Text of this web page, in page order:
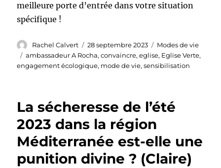
meilleure porte d’entrée dans votre situation
spécifique !
Auteur
Rachel Calvert
Publié
le
28 septembre 2023 Catégories
Modes de vie
Étiquettes
ambassadeur A Rocha,convaincre,eglise, Eglise Verte,
engagement écologique, mode de vie,sensibilisation
La sécheresse de l’été
2023 dans la région
Méditerranée est-elle une
punition divine ? (Claire)